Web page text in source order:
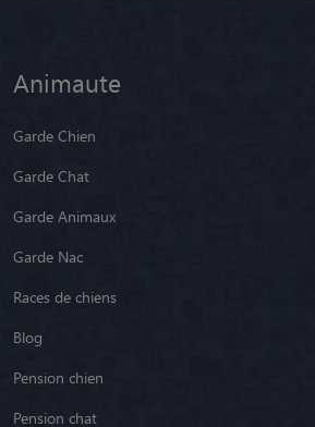
Animaute
Garde Chien
Garde Chat
Garde Animaux
Garde Nac
Races de chiens
Blog
Pension chien
Pension chat